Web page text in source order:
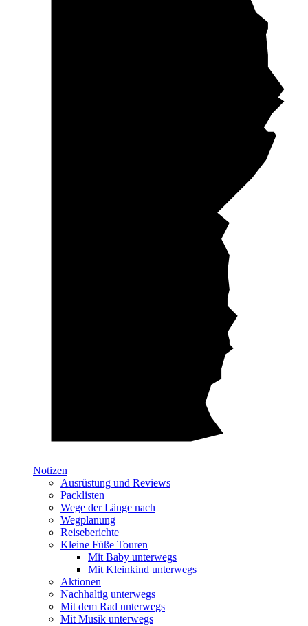
Notizen
Ausrüstung und Reviews
Packlisten
Wege der Länge nach
Wegplanung
Reiseberichte
Kleine Füße Touren
Mit Baby unterwegs
Mit Kleinkind unterwegs
Aktionen
Nachhaltig unterwegs
Mit dem Rad unterwegs
Mit Musik unterwegs